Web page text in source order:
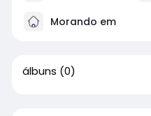
Morando em
álbuns (0)